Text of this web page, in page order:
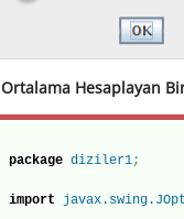
Ortalama Hesaplayan
package diziler1;
import